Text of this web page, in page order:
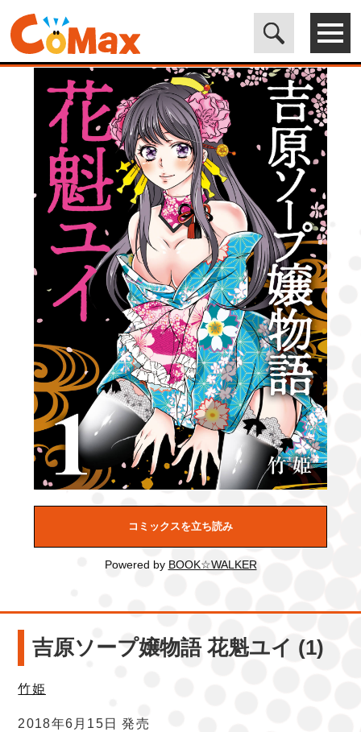
電子書籍マンガ CoMax(コマックス)公式サイト - 株式会社ICE>
LEGEND> 吉原ソープ嬢物語 花魁ユイ (1)
コミックスを立ち読み
Powered by BOOK☆WALKER
吉原ソープ嬢物語 花魁ユイ (1)
竹姫
2018年6月15日 発売